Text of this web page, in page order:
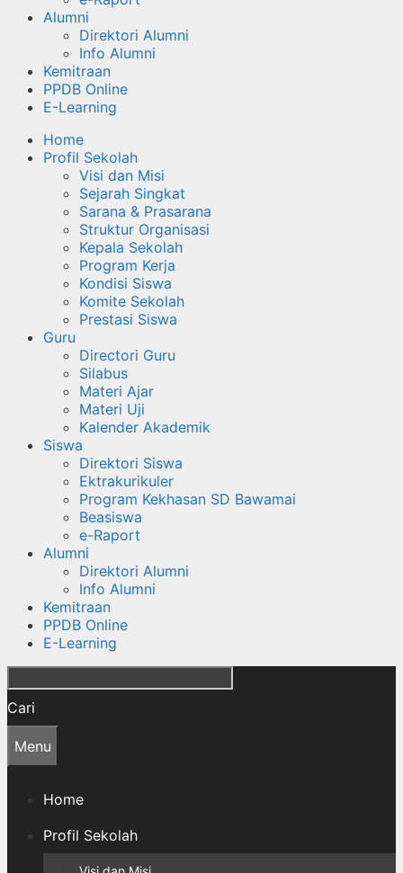
Alumni
Direktori Alumni
Info Alumni
Kemitraan
PPDB Online
E-Learning
Home
Profil Sekolah
Visi dan Misi
Sejarah Singkat
Sarana & Prasarana
Struktur Organisasi
Kepala Sekolah
Program Kerja
Kondisi Siswa
Komite Sekolah
Prestasi Siswa
Guru
Directori Guru
Silabus
Materi Ajar
Materi Uji
Kalender Akademik
Siswa
Direktori Siswa
Ektrakurikuler
Program Kekhasan SD Bawamai
Beasiswa
e-Raport
Alumni
Direktori Alumni
Info Alumni
Kemitraan
PPDB Online
E-Learning
Cari
Menu
Home
Profil Sekolah